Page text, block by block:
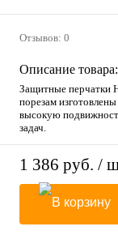
Отзывов: 0
Описание товара:
Защитные перчатки
порезам изготовлены
высокую
задач.
1 386 руб. /